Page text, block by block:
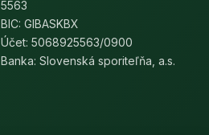
5563
BIC: GIBASKBX
Účet: 5068925563/0900
Banka: Slovenská sporiteľňa, a.s.